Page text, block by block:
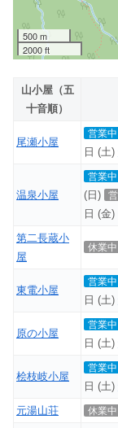
500 m
2000 ft
山小屋（五
十音順）
尾瀬小屋
営業中
日 (土)
温泉小屋
営業中
(日)
日 (金
第二長蔵小
屋
休業中
東電小屋
営業中
日 (土)
原の小屋
営業中
日 (土)
桧枝岐小屋
営業中
日 (土)
元湯山荘
休業中